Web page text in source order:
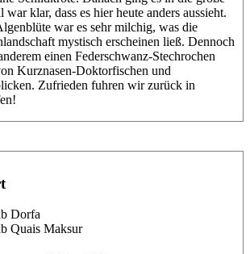
klar, dass es hier heute anders aussieht.
war es sehr milchig, was die
mystisch erscheinen ließ. Dennoch
einen Federschwanz-Stechrochen
Kurznasen-Doktorfischen und
Zufrieden fuhren wir zurück in
Dorfa
Quais Maksur